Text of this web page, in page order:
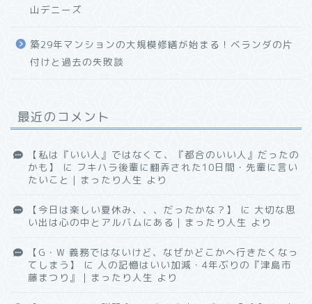
山デニーズ
築29年マンションの大規模修繕が始まる！ベランダの片
付けと過去の失敗談
最近のコメント
【私は『いい人』ではなくて、『都合のいい人』だったの
かも】
に フキハラ後輩に翻弄された10日間・先輩に言い
たいこと｜まったり人生 より
【今日は楽しい夏休み、、、だったかな？】 に 大切な思
い出は心の中とアルバムにある｜まったり人生 より
【G・W 義務ではないけど、なぜかどこかへ行きたくなっ
てしまう】
に 人の記憶はいい加減・4年ぶりの『津島市
藤まつり』｜まったり人生 より